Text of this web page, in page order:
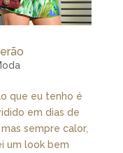
que eu tenho é
em dias de
sempre calor,
um look bem